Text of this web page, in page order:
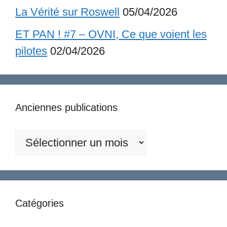
La Vérité sur Roswell 05/04/2026
ET PAN ! #7 – OVNI, Ce que voient les
pilotes 02/04/2026
Anciennes publications
Anciennes
Catégories